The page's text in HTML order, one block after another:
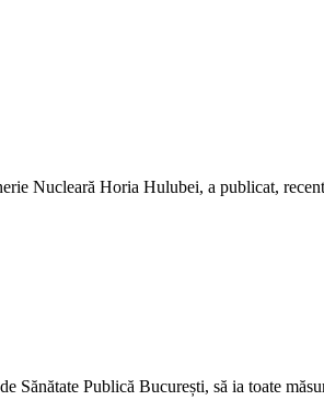
Nucleară Horia Hulubei, a publicat,
Sănătate Publică București, să ia toate